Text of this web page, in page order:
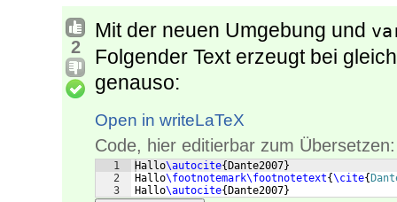
2
Mit der neuen Umgebung und
Folgender Text erzeugt bei
genauso:
Open in writeLaTeX
Code, hier editierbar zum Übersetzen:
1
2
3
Hallo\autocite{ Dante2007}
Hallo\footnotemark\footnotetext{\cite{
Hallo\autocite{ Dante2007}